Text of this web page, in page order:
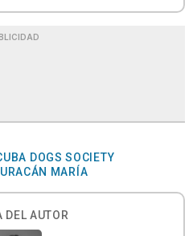
DOGS SOCIETY
MARÍA
DEL AUTOR